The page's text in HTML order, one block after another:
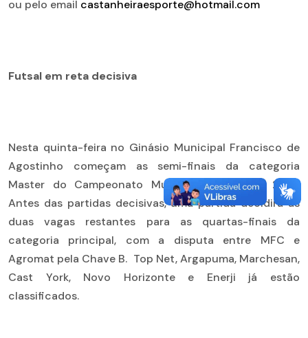
ou pelo email castanheiraesporte@hotmail.com
Futsal em reta decisiva
Nesta quinta-feira no Ginásio Municipal Francisco de
Agostinho começam as semi-finais da categoria
Master do Campeonato Municipal de Futsal 2018.
Antes das partidas decisivas, uma partida decidirá as
duas vagas restantes para as quartas-finais da
categoria principal, com a disputa entre MFC e
Agromat pela Chave B. Top Net, Argapuma, Marchesan,
Cast York, Novo Horizonte e Enerji já estão
classificados.